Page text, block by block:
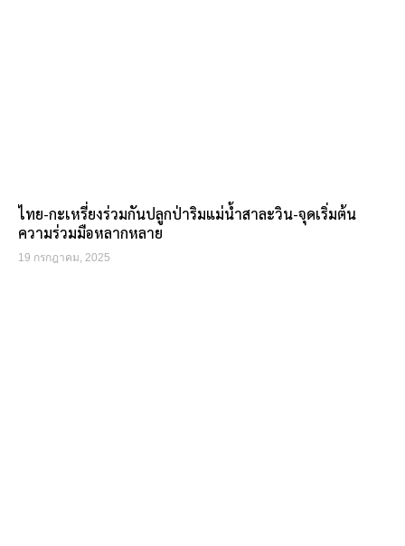
ไทย-กะเหรี่ยงร่วมกันปลูกป่าริมแม่น้ำสาละวิน-จุดเริ่มต้น
ความร่วมมือหลากหลาย
19 กรกฎาคม, 2025